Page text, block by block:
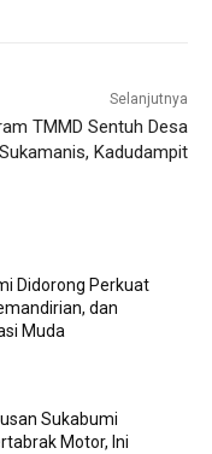
Selanjutnya
TMMD Sentuh Desa
Sukamanis, Kadudampit
Didorong Perkuat
dan
Muda
Sukabumi
Motor, Ini